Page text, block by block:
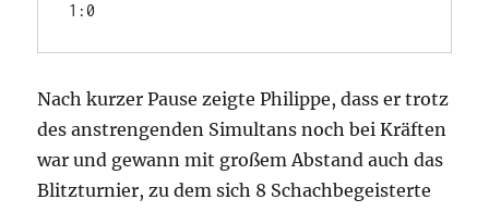
1:0
Nach kurzer Pause zeigte Philippe, dass er trotz
des anstrengenden Simultans noch bei Kräften
war und gewann mit großem Abstand auch das
Blitzturnier, zu dem sich 8 Schachbegeisterte